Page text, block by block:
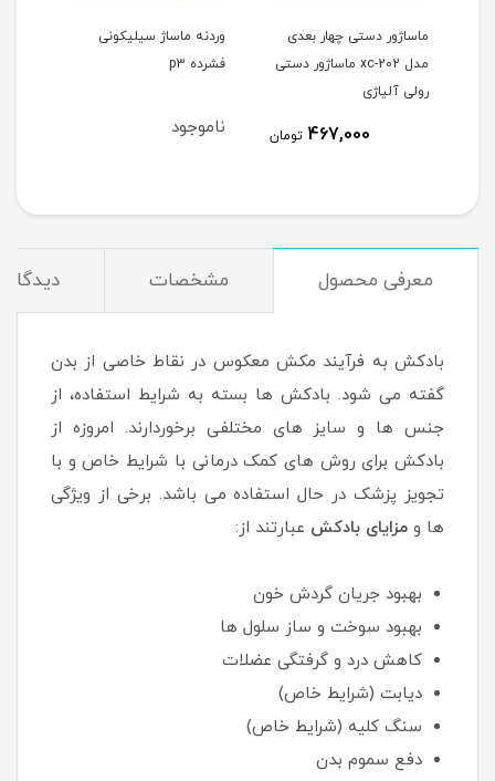
ماساژور دستی چهار بعدی
مدل xc-202 ماساژور دستی
رولی آلیاژی
467,000 تومان
وردنه ماساژ سیلیکونی
فشرده p3
ناموجود
معرفی محصول مشخصات
بادکش به فرآیند مکش معکوس در نقاط خاصی از بدن
گفته می شود. بادکش ها بسته به شرایط استفاده، از
جنس ها و سایز های مختلفی برخوردارند. امروزه از
بادکش برای روش های کمک درمانی با شرایط خاص و با
تجویز پزشک در حال استفاده می باشد. برخی از ویژگی
ها و مزایای بادکش عبارتند از:
بهبود جریان گردش خون
بهبود سوخت و ساز سلول ها
کاهش درد و گرفتگی عضلات
دیابت (شرایط خاص)
سنگ کلیه (شرایط خاص)
دفع سموم بدن